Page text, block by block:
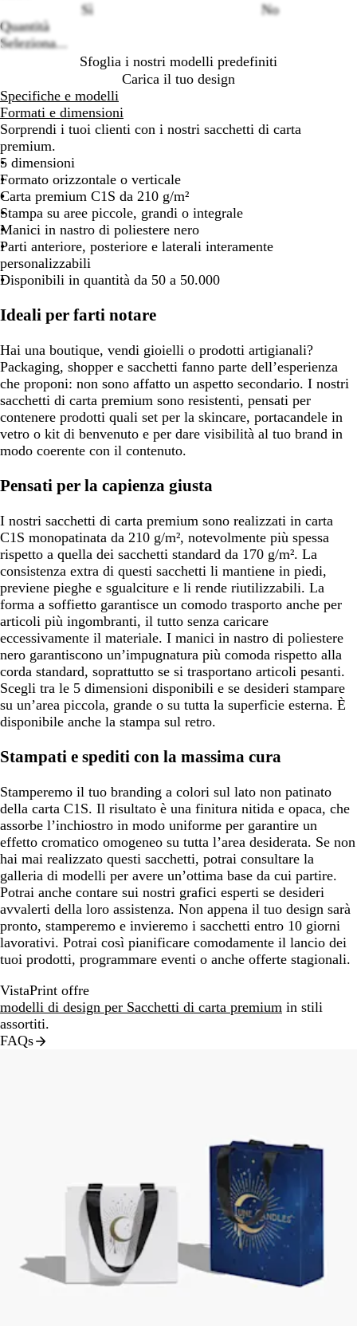
Sì
No
Quantità
Seleziona...
Sfoglia i nostri modelli predefiniti
Carica il tuo design
Specifiche e modelli
Formati e dimensioni
Sorprendi i tuoi clienti con i nostri sacchetti di carta
premium.
5 dimensioni
Formato orizzontale o verticale
Carta premium C1S da 210 g/m²
Stampa su aree piccole, grandi o integrale
Manici in nastro di poliestere nero
Parti anteriore, posteriore e laterali interamente
personalizzabili
Disponibili in quantità da 50 a 50.000
Ideali per farti notare
Hai una boutique, vendi gioielli o prodotti artigianali?
Packaging, shopper e sacchetti fanno parte dell’esperienza
che proponi: non sono affatto un aspetto secondario. I nostri
sacchetti di carta premium sono resistenti, pensati per
contenere prodotti quali set per la skincare, portacandele in
vetro o kit di benvenuto e per dare visibilità al tuo brand in
modo coerente con il contenuto.
Pensati per la capienza giusta
I nostri sacchetti di carta premium sono realizzati in carta
C1S monopatinata da 210 g/m², notevolmente più spessa
rispetto a quella dei sacchetti standard da 170 g/m². La
consistenza extra di questi sacchetti li mantiene in piedi,
previene pieghe e sgualciture e li rende riutilizzabili. La
forma a soffietto garantisce un comodo trasporto anche per
articoli più ingombranti, il tutto senza caricare
eccessivamente il materiale. I manici in nastro di poliestere
nero garantiscono un’impugnatura più comoda rispetto alla
corda standard, soprattutto se si trasportano articoli pesanti.
Scegli tra le 5 dimensioni disponibili e se desideri stampare
su un’area piccola, grande o su tutta la superficie esterna. È
disponibile anche la stampa sul retro.
Stampati e spediti con la massima cura
Stamperemo il tuo branding a colori sul lato non patinato
della carta C1S. Il risultato è una finitura nitida e opaca, che
assorbe l’inchiostro in modo uniforme per garantire un
effetto cromatico omogeneo su tutta l’area desiderata. Se non
hai mai realizzato questi sacchetti, potrai consultare la
galleria di modelli per avere un’ottima base da cui partire.
Potrai anche contare sui nostri grafici esperti se desideri
avvalerti della loro assistenza. Non appena il tuo design sarà
pronto, stamperemo e invieremo i sacchetti entro 10 giorni
lavorativi. Potrai così pianificare comodamente il lancio dei
tuoi prodotti, programmare eventi o anche offerte stagionali.
VistaPrint offre
modelli di design per Sacchetti di carta premium in stili
assortiti.
FAQs